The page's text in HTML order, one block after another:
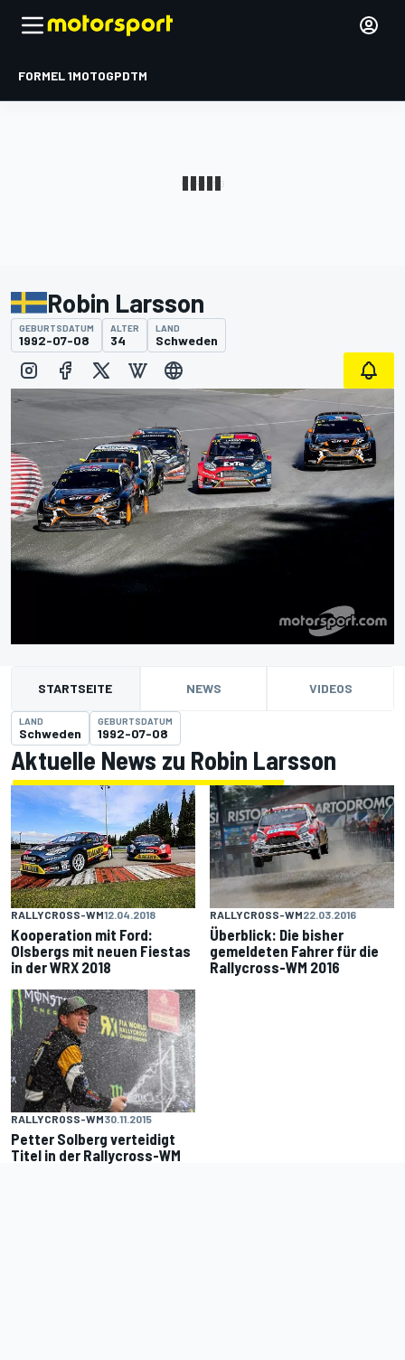
FORMEL 1MOTOGPDTM
Robin Larsson
GEBURTSDATUM
1992-07-08
ALTER
34
LAND
Schweden
STARTSEITE NEWS VIDEOS
LAND
Schweden
GEBURTSDATUM
1992-07-08
Aktuelle News zu Robin Larsson
RALLYCROSS-WM12.04.2018
Kooperation mit Ford:
Olsbergs mit neuen Fiestas
in der WRX 2018
RALLYCROSS-WM22.03.2016
Überblick: Die bisher
gemeldeten Fahrer für die
Rallycross-WM 2016
RALLYCROSS-WM30.11.2015
Petter Solberg verteidigt
Titel in der Rallycross-WM